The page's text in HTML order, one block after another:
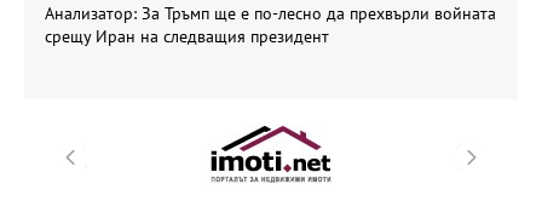
Анализатор: За Тръмп ще е по-лесно да прехвърли войната
срещу Иран на следващия президент